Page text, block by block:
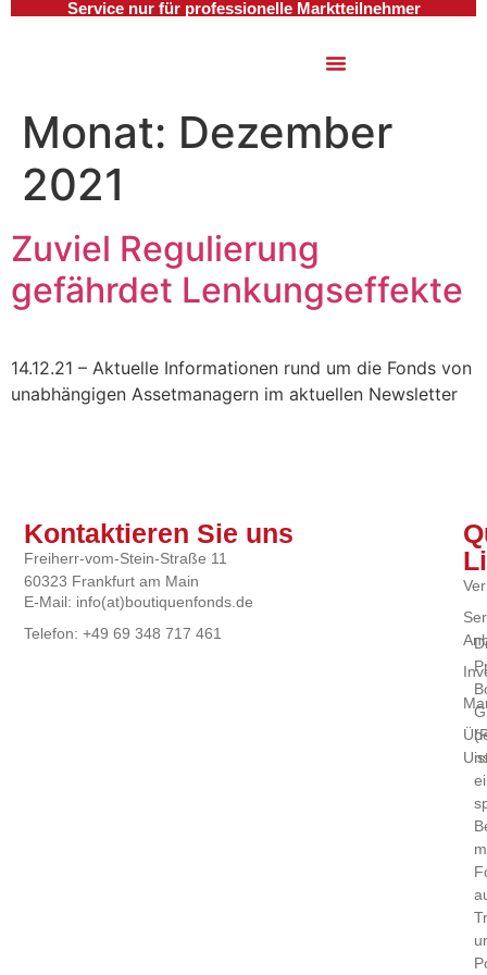
Service nur für professionelle Marktteilnehmer
Monat: Dezember
2021
Zuviel Regulierung
gefährdet Lenkungseffekte
14.12.21 – Aktuelle Informationen rund um die Fonds von
unabhängigen Assetmanagern im aktuellen Newsletter
Kontaktieren Sie uns
Freiherr-vom-Stein-Straße 11
60323 Frankfurt am Main
E-Mail: info(at)boutiquenfonds.de
Telefon: +49 69 348 717 461